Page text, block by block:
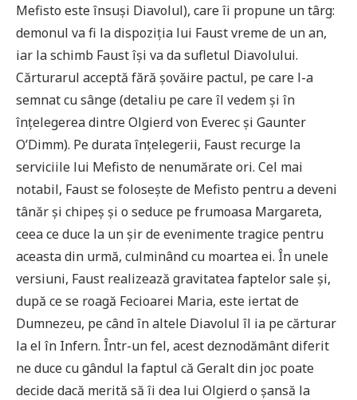
Mefisto este însuși Diavolul), care îi propune un târg:
demonul va fi la dispoziția lui Faust vreme de un an,
iar la schimb Faust își va da sufletul Diavolului.
Cărturarul acceptă fără șovăire pactul, pe care l-a
semnat cu sânge (detaliu pe care îl vedem și în
înțelegerea dintre Olgierd von Everec și Gaunter
O’Dimm). Pe durata înțelegerii, Faust recurge la
serviciile lui Mefisto de nenumărate ori. Cel mai
notabil, Faust se folosește de Mefisto pentru a deveni
tânăr și chipeș și o seduce pe frumoasa Margareta,
ceea ce duce la un șir de evenimente tragice pentru
aceasta din urmă, culminând cu moartea ei. În unele
versiuni, Faust realizează gravitatea faptelor sale și,
după ce se roagă Fecioarei Maria, este iertat de
Dumnezeu, pe când în altele Diavolul îl ia pe cărturar
la el în Infern. Într-un fel, acest deznodământ diferit
ne duce cu gândul la faptul că Geralt din joc poate
decide dacă merită să îi dea lui Olgierd o șansă la